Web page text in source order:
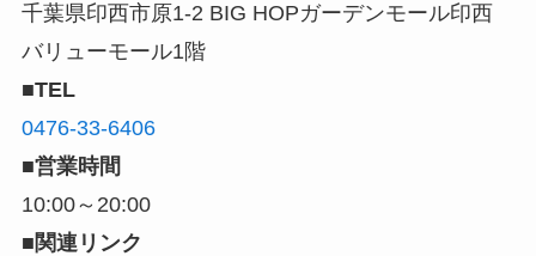
千葉県印西市原1-2 BIG HOPガーデンモール印西
バリューモール1階
■TEL
0476-33-6406
■営業時間
10:00～20:00
■関連リンク